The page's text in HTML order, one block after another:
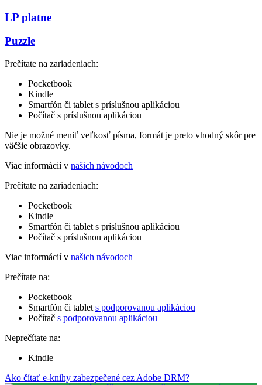
LP platne
Puzzle
Prečítate na zariadeniach:
Pocketbook
Kindle
Smartfón či tablet s príslušnou aplikáciou
Počítač s príslušnou aplikáciou
Nie je možné meniť veľkosť písma, formát je preto vhodný skôr pre
väčšie obrazovky.
Viac informácií v našich návodoch
Prečítate na zariadeniach:
Pocketbook
Kindle
Smartfón či tablet s príslušnou aplikáciou
Počítač s príslušnou aplikáciou
Viac informácií v našich návodoch
Prečítate na:
Pocketbook
Smartfón či tablet s podporovanou aplikáciou
Počítač s podporovanou aplikáciou
Neprečítate na:
Kindle
Ako čítať e-knihy zabezpečené cez Adobe DRM?